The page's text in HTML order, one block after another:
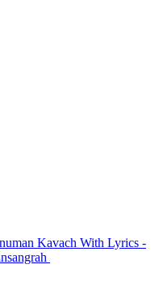
Kavach With Lyrics -